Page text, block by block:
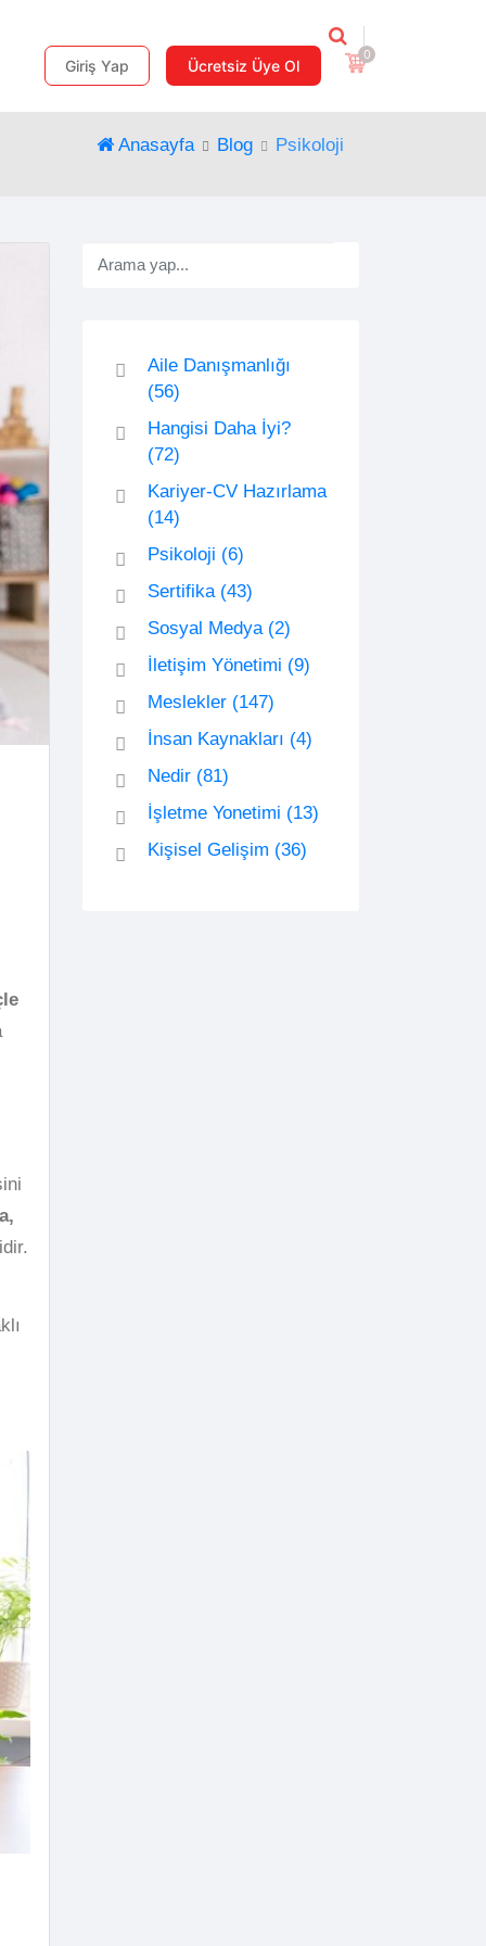
Giriş Yap Ücretsiz Üye Ol
0
Anasayfa Blog Psikoloji
Aile Danışmanlığı
(56)
Hangisi Daha İyi?
(72)
Kariyer-CV Hazırlama
(14)
Psikoloji (6)
Sertifika (43)
Sosyal Medya (2)
İletişim Yönetimi (9)
Meslekler (147)
İnsan Kaynakları (4)
Nedir (81)
İşletme Yonetimi (13)
Kişisel Gelişim (36)